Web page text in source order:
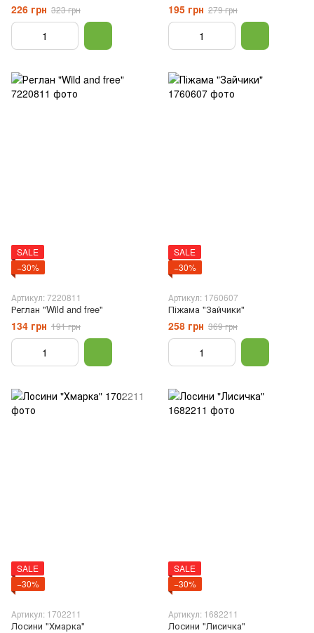
226 грн 323 грн 195 грн 279 грн
SALE
−30%
Артикул: 7220811
Реглан "Wild and free"
134 грн 191 грн
SALE
−30%
Артикул: 1760607
Піжама "Зайчики"
258 грн 369 грн
SALE
−30%
Артикул: 1702211
Лосини "Хмарка"
SALE
−30%
Артикул: 1682211
Лосини "Лисичка"